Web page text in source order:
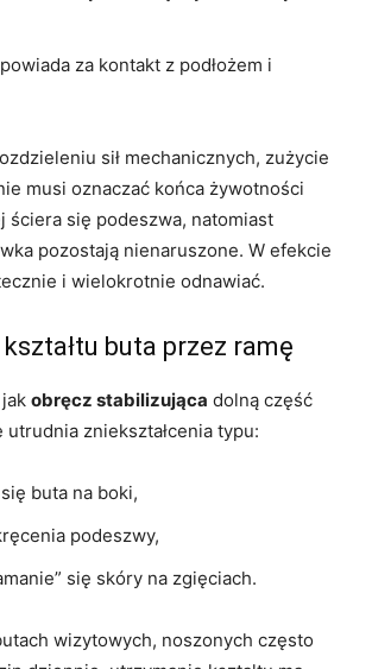
za kontakt z podłożem i
sił mechanicznych, zużycie
musi oznaczać końca żywotności
ściera się podeszwa, natomiast
pozostają nienaruszone. W efekcie
i wielokrotnie odnawiać.
buta przez ramę
obręcz stabilizująca dolną część
utrudnia zniekształcenia typu:
buta na boki,
podeszwy,
się skóry na zgięciach.
wizytowych, noszonych często